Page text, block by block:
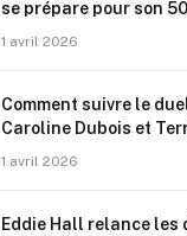
se prépare pour son
1 avril 2026
Comment suivre le
Caroline Dubois et
1 avril 2026
Eddie Hall relance les